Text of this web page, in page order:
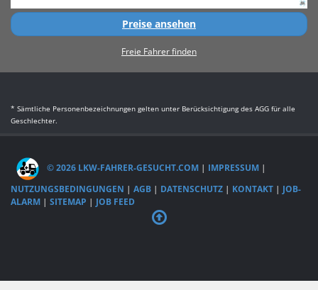
Preise ansehen
Freie Fahrer finden
* Sämtliche Personenbezeichnungen gelten unter Berücksichtigung des AGG für alle
Geschlechter.
© 2026 LKW-FAHRER-GESUCHT.COM | IMPRESSUM |
NUTZUNGSBEDINGUNGEN | AGB | DATENSCHUTZ | KONTAKT | JOB-
ALARM | SITEMAP | JOB FEED